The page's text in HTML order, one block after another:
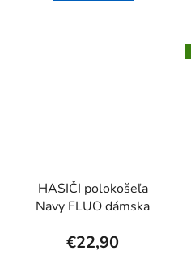
HASIČI polokošeľa
Navy FLUO dámska
€22,90